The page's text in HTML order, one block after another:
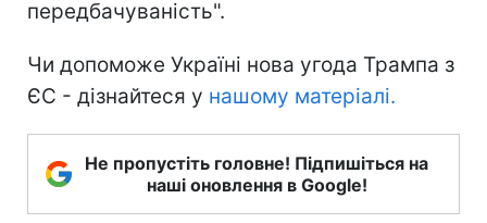
передбачуваність".
Чи допоможе Україні нова угода Трампа з
ЄС - дізнайтеся у нашому матеріалі.
Не пропустіть головне! Підпишіться на
наші оновлення в Google!